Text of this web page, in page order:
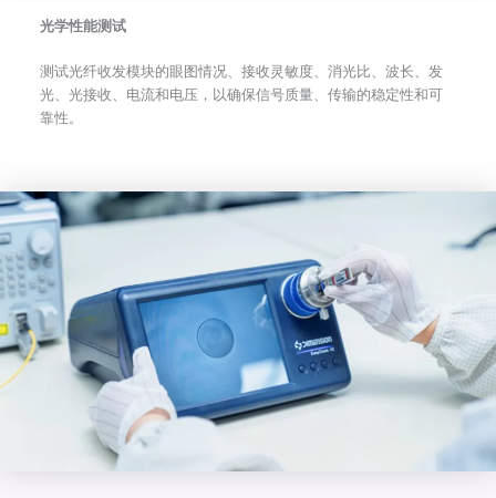
光学性能测试
测试光纤收发模块的眼图情况、接收灵敏度、消光比、波长、发
光、光接收、电流和电压，以确保信号质量、传输的稳定性和可
靠性。